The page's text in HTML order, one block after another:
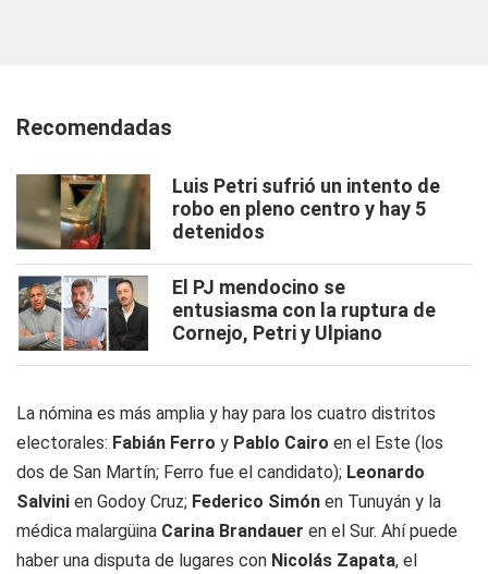
Recomendadas
Luis Petri sufrió un intento de
robo en pleno centro y hay 5
detenidos
El PJ mendocino se
entusiasma con la ruptura de
Cornejo, Petri y Ulpiano
La nómina es más amplia y hay para los cuatro distritos
electorales: Fabián Ferro y Pablo Cairo en el Este (los
dos de San Martín; Ferro fue el candidato); Leonardo
Salvini en Godoy Cruz; Federico Simón en Tunuyán y la
médica malargüina Carina Brandauer en el Sur. Ahí puede
haber una disputa de lugares con Nicolás Zapata, el